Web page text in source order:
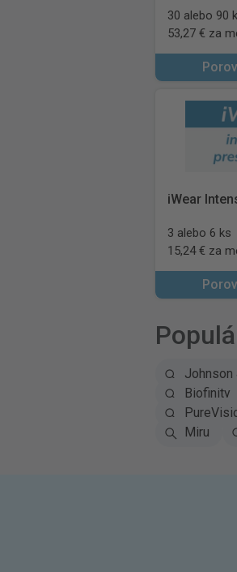
30 alebo 90
53,27 € za
iWear
3 alebo 6 ks
15,24 € za
Johnson
Biofinity
Miru